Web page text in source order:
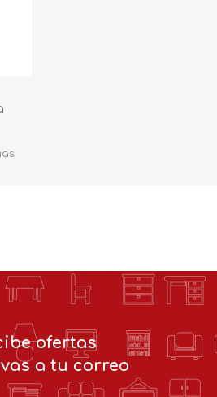
ofertas
a tu correo